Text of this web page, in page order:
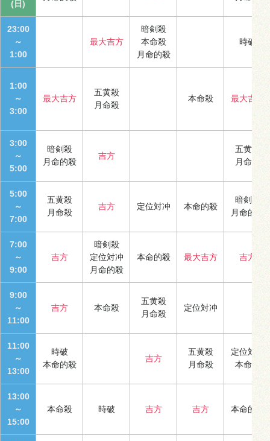
(日)
23:00
～
1:00
最大吉方
暗剣殺
本命殺
月命的殺
時破
1:00
～
3:00
最大吉方
五黄殺
月命殺
本命殺 最大吉方
3:00
～
5:00
暗剣殺
月命的殺
吉方
五黄殺
月命殺
5:00
～
7:00
五黄殺
月命殺
吉方 定位対冲 本命的殺
暗剣殺
月命的殺
7:00
～
9:00
吉方
暗剣殺
定位対冲
月命的殺
本命的殺 最大吉方 吉方
9:00
～
11:00
吉方 本命殺
五黄殺
月命殺
定位対冲
11:00
～
13:00
時破
本命的殺
吉方
五黄殺
月命殺
定位対冲
本命殺
13:00
～
15:00
本命殺 時破 吉方 吉方 本命的殺